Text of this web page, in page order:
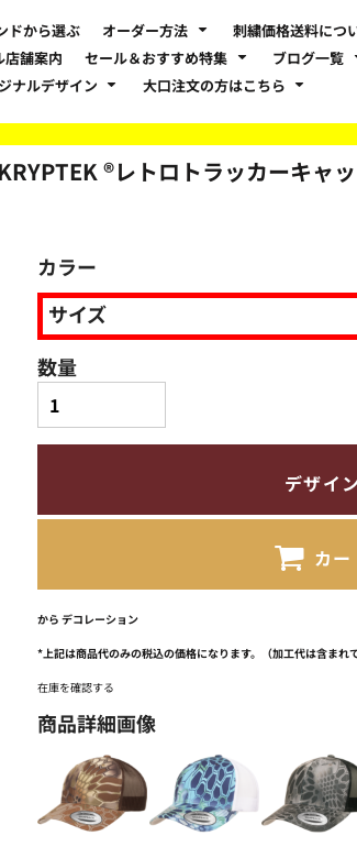
ドから選ぶ オーダー方法
刺繍価格送料につ
舗案内 セール＆おすすめ特集
ブログ一覧
ナルデザイン 大口注文の方はこちら
®レトロトラッカーキャ
カラー
サイズ
数量
デザイ
カ
から デコレーション
*上記は商品代のみの税込の価格になります。（加工代は含まれ
在庫を確認する
商品詳細画像